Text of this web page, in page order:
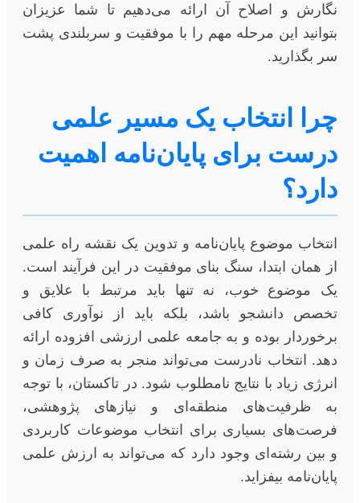
نگارش و اصلاح آن ارائه می‌دهیم تا شما عزیزان
بتوانید این مرحله مهم را با موفقیت و سربلندی پشت
سر بگذارید.
چرا انتخاب یک مسیر علمی
درست برای پایان‌نامه اهمیت
دارد؟
انتخاب موضوع پایان‌نامه و تدوین یک نقشه راه علمی
از همان ابتدا، سنگ بنای موفقیت در این فرآیند است.
یک موضوع خوب، نه تنها باید مرتبط با علایق و
تخصص دانشجو باشد، بلکه باید از نوآوری کافی
برخوردار بوده و به جامعه علمی ارزشی افزوده ارائه
دهد. انتخاب نادرست می‌تواند منجر به صرف زمان و
انرژی زیاد با نتایج نامطلوب شود. در تاکستان، با توجه
به ظرفیت‌های منطقه‌ای و نیازهای پژوهشی،
فرصت‌های بسیاری برای انتخاب موضوعات کاربردی
و بین رشته‌ای وجود دارد که می‌تواند به ارزش علمی
پایان‌نامه بیفزاید.